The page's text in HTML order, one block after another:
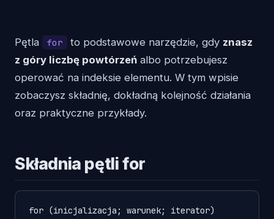
Pętla for to podstawowe narzędzie, gdy znasz
z góry liczbę powtórzeń albo potrzebujesz
operować na indeksie elementu. W tym wpisie
zobaczysz składnię, dokładną kolejność działania
oraz praktyczne przykłady.
Składnia pętli for
for (inicjalizacja; warunek; iterator)